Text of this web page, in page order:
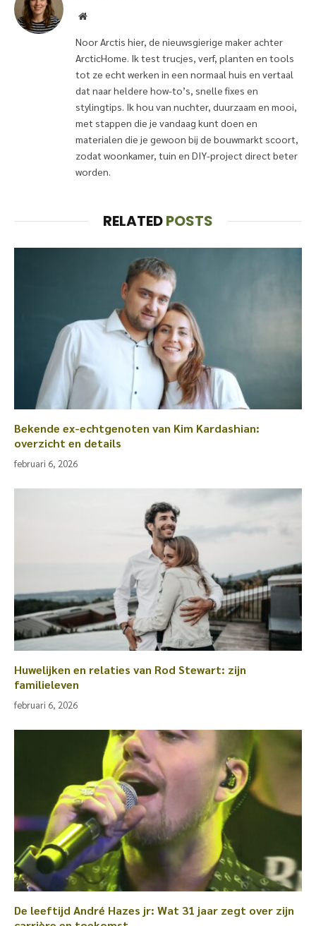
Website
Noor Arctis hier, de nieuwsgierige maker achter
ArcticHome. Ik test trucjes, verf, planten en tools
tot ze echt werken in een normaal huis en vertaal
dat naar heldere how-to’s, snelle fixes en
stylingtips. Ik hou van nuchter, duurzaam en mooi,
met stappen die je vandaag kunt doen en
materialen die je gewoon bij de bouwmarkt scoort,
zodat woonkamer, tuin en DIY-project direct beter
worden.
RELATEDPOSTS
Bekende ex-echtgenoten van Kim Kardashian:
overzicht en details
februari 6, 2026
Huwelijken en relaties van Rod Stewart: zijn
familieleven
februari 6, 2026
De leeftijd André Hazes jr: Wat 31 jaar zegt over zijn